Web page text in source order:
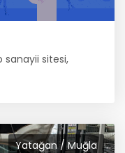
sanayii sitesi,
Yatağan / Muğla